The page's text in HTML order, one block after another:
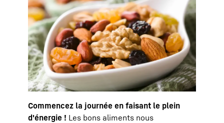
Commencez la journée en faisant le plein
d'énergie ! Les bons aliments nous